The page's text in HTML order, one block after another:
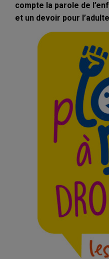
compte la parole de
et un devoir pour